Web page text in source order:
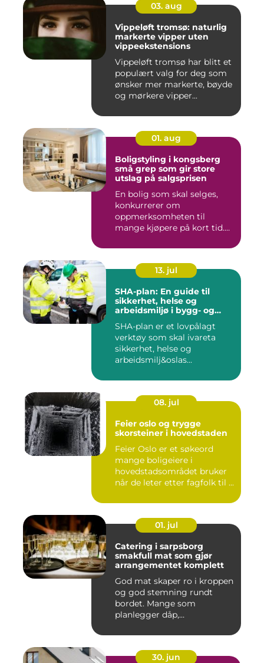
03. aug
Vippeløft tromsø: naturlig
markerte vipper uten
vippeekstensions
Vippeløft tromsø har blitt et
populært valg for deg som
ønsker mer markerte, bøyde
og mørkere vipper...
01. aug
Boligstyling i kongsberg
små grep som gir store
utslag på salgsprisen
En bolig som skal selges,
konkurrerer om
oppmerksomheten til
mange kjøpere på kort tid.
13. jul
SHA-plan: En guide til
sikkerhet, helse og
arbeidsmiljø i bygg- og
SHA-plan er et lovpålagt
verktøy som skal ivareta
sikkerhet, helse og
arbeidsmilj&oslas...
08. jul
Feier oslo og trygge
skorsteiner i hovedstaden
Feier Oslo er et søkeord
mange boligeiere i
hovedstadsområdet bruker
når de leter etter fagfolk til ...
01. jul
Catering i sarpsborg
smakfull mat som gjør
arrangementet komplett
God mat skaper ro i kroppen
og god stemning rundt
bordet. Mange som
planlegger dåp,
30. jun